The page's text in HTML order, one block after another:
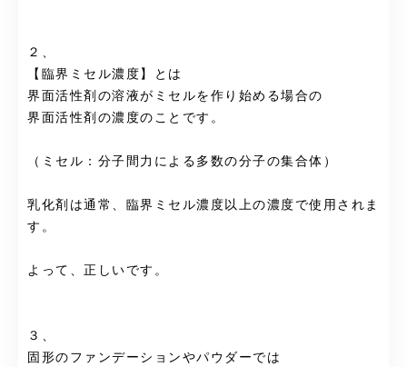
２、
【臨界ミセル濃度】とは
界面活性剤の溶液がミセルを作り始める場合の
界面活性剤の濃度のことです。
（ミセル：分子間力による多数の分子の集合体）
乳化剤は通常、臨界ミセル濃度以上の濃度で使用されま
す。
よって、正しいです。
３、
固形のファンデーションやパウダーでは